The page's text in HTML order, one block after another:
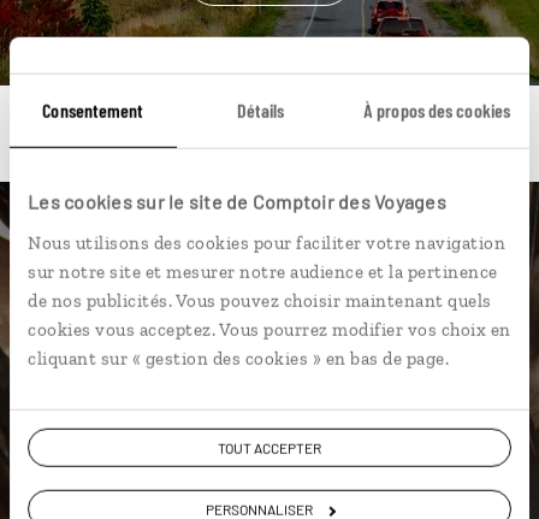
Consentement Détails À propos des cookies
Les cookies sur le site de Comptoir des Voyages
Nous utilisons des cookies pour faciliter votre navigation
sur notre site et mesurer notre audience et la pertinence
de nos publicités. Vous pouvez choisir maintenant quels
cookies vous acceptez. Vous pourrez modifier vos choix en
cliquant sur « gestion des cookies » en bas de page.
TOUT ACCEPTER
PERSONNALISER
Une envie de voyage
particulière ?
Amérindiens Canal Rideau CN Tower
Baie des Chaleurs
Baleine au Canada